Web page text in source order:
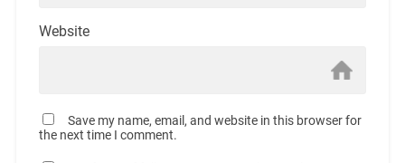
Website
Save my name, email, and website in this browser for
the next time I comment.